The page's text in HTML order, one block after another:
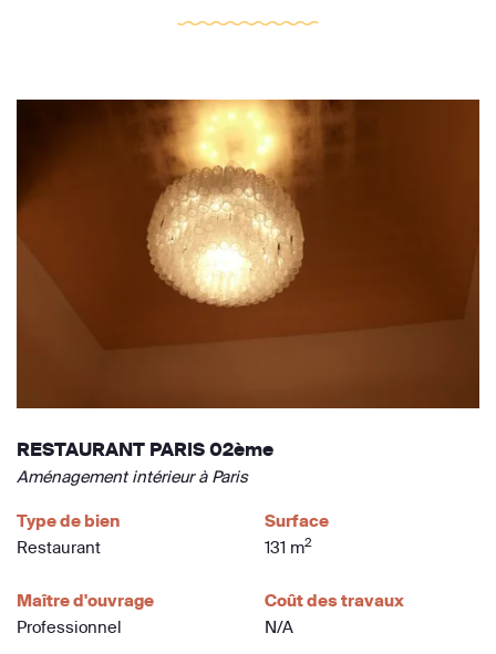
RESTAURANT PARIS 02ème
Aménagement intérieur à Paris
Type de bien
Restaurant
Surface
131 m2
Maître d'ouvrage
Professionnel
Coût des travaux
N/A